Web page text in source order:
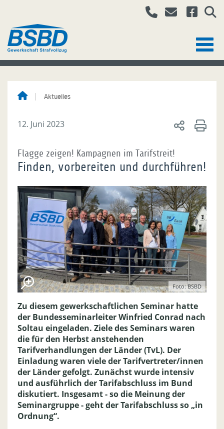
Aktuelles
12. Juni 2023
Flagge zeigen! Kampagnen im Tarifstreit!
Finden, vorbereiten und durchführen!
Foto: BSBD
Zu diesem gewerkschaftlichen Seminar hatte
der Bundesseminarleiter Winfried Conrad nach
Soltau eingeladen. Ziele des Seminars waren
die für den Herbst anstehenden
Tarifverhandlungen der Länder (TvL). Der
Einladung waren viele der Tarifvertreter/innen
der Länder gefolgt. Zunächst wurde intensiv
und ausführlich der Tarifabschluss im Bund
diskutiert. Insgesamt - so die Meinung der
Seminargruppe - geht der Tarifabschluss so „in
Ordnung“.